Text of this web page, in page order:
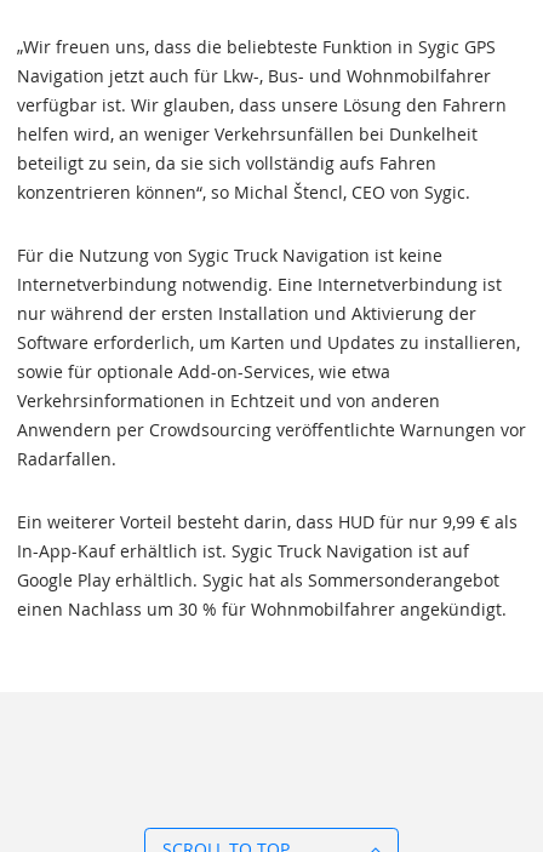
„Wir freuen uns, dass die beliebteste Funktion in Sygic GPS
Navigation jetzt auch für Lkw-, Bus- und Wohnmobilfahrer
verfügbar ist. Wir glauben, dass unsere Lösung den Fahrern
helfen wird, an weniger Verkehrsunfällen bei Dunkelheit
beteiligt zu sein, da sie sich vollständig aufs Fahren
konzentrieren können“, so Michal Štencl, CEO von Sygic.
Für die Nutzung von Sygic Truck Navigation ist keine
Internetverbindung notwendig. Eine Internetverbindung ist
nur während der ersten Installation und Aktivierung der
Software erforderlich, um Karten und Updates zu installieren,
sowie für optionale Add-on-Services, wie etwa
Verkehrsinformationen in Echtzeit und von anderen
Anwendern per Crowdsourcing veröffentlichte Warnungen vor
Radarfallen.
Ein weiterer Vorteil besteht darin, dass HUD für nur 9,99 € als
In-App-Kauf erhältlich ist. Sygic Truck Navigation ist auf
Google Play erhältlich. Sygic hat als Sommersonderangebot
einen Nachlass um 30 % für Wohnmobilfahrer angekündigt.